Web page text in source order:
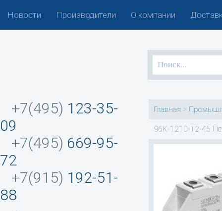
Новости Производители О компании
+7(495) 123-35-
09
+7(495) 669-95-
72
+7(915) 192-51-
88
Главная >
96K-1210-T2-45